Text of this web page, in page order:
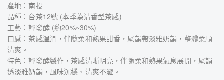
產地：南投
品種：台茶12號 (本季為清香型茶感)
工藝：輕發酵 (約20%~30%)
口感：茶感溫潤，伴隨柔和熟果甜香，尾韻帶淡雅奶韻，整體柔順
清爽。
特色：輕發酵製作，茶感清晰明亮，伴隨柔和熟果氣息展開，尾韻
透淡雅奶韻，風味沉穩、清爽不澀。